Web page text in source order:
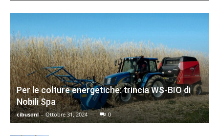
Per le colture energetiche: trincia WS-BIO di
Nobili Spa
cibusonl - Ottobre 31, 2024 0